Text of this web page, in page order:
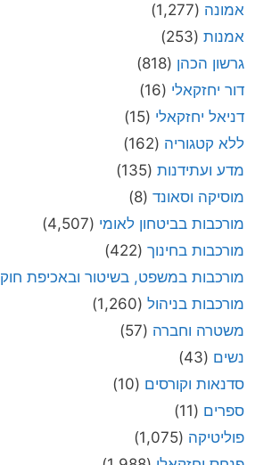
אמונה (1,277)
אמנות (253)
גרשון הכהן (818)
דור יחזקאלי (16)
דניאל יחזקאלי (15)
ללא קטגוריה (162)
מדע ועתידנות (135)
מוסיקה וסאונד (8)
מורכבות בביטחון לאומי (4,507)
מורכבות בחינוך (422)
מורכבות במשפט, בשיטור ובאכיפת חוק
מורכבות בניהול (1,260)
משטרה וחברה (57)
נשים (43)
סדנאות וקורסים (10)
ספרים (11)
פוליטיקה (1,075)